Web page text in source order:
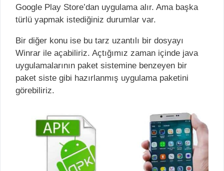
Google Play Store’dan uygulama alır. Ama başka
türlü yapmak istediğiniz durumlar var.
Bir diğer konu ise bu tarz uzantılı bir dosyayı
Winrar ile açabiliriz. Açtığımız zaman içinde java
uygulamalarının paket sistemine benzeyen bir
paket siste gibi hazırlanmış uygulama paketini
görebiliriz.